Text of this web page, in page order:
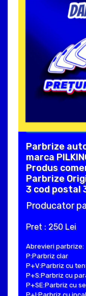
Parbrize auto
marca
Produs
Parbrize
3 cod postal
Producator
Pret : 250 Lei
Abrevieri parbrize:
P:Parbriz clar
P+V:Parbriz cu
P+S:Parbriz cu
P+SE:Parbriz cu